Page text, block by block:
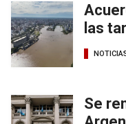
las
Se